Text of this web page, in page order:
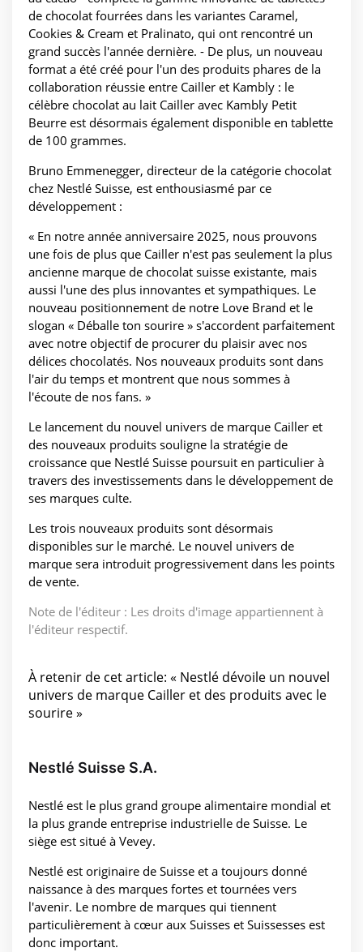
de chocolat fourrées dans les variantes Caramel,
Cookies & Cream et Pralinato, qui ont rencontré un
grand succès l'année dernière. - De plus, un nouveau
format a été créé pour l'un des produits phares de la
collaboration réussie entre Cailler et Kambly : le
célèbre chocolat au lait Cailler avec Kambly Petit
Beurre est désormais également disponible en tablette
de 100 grammes.
Bruno Emmenegger, directeur de la catégorie chocolat
chez Nestlé Suisse, est enthousiasmé par ce
développement :
« En notre année anniversaire 2025, nous prouvons
une fois de plus que Cailler n'est pas seulement la plus
ancienne marque de chocolat suisse existante, mais
aussi l'une des plus innovantes et sympathiques. Le
nouveau positionnement de notre Love Brand et le
slogan « Déballe ton sourire » s'accordent parfaitement
avec notre objectif de procurer du plaisir avec nos
délices chocolatés. Nos nouveaux produits sont dans
l'air du temps et montrent que nous sommes à
l'écoute de nos fans. »
Le lancement du nouvel univers de marque Cailler et
des nouveaux produits souligne la stratégie de
croissance que Nestlé Suisse poursuit en particulier à
travers des investissements dans le développement de
ses marques culte.
Les trois nouveaux produits sont désormais
disponibles sur le marché. Le nouvel univers de
marque sera introduit progressivement dans les points
de vente.
Note de l'éditeur : Les droits d'image appartiennent à
l'éditeur respectif.
À retenir de cet article: « Nestlé dévoile un nouvel
univers de marque Cailler et des produits avec le
sourire »
Nestlé Suisse S.A.
Nestlé est le plus grand groupe alimentaire mondial et
la plus grande entreprise industrielle de Suisse. Le
siège est situé à Vevey.
Nestlé est originaire de Suisse et a toujours donné
naissance à des marques fortes et tournées vers
l'avenir. Le nombre de marques qui tiennent
particulièrement à cœur aux Suisses et Suissesses est
donc important.